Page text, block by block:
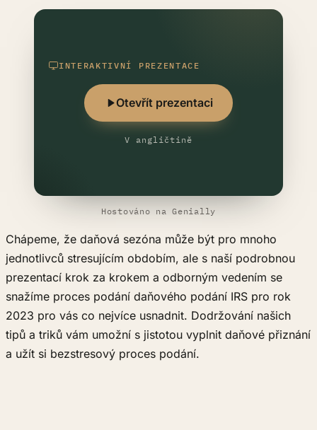
INTERAKTIVNÍ PREZENTACE
Otevřít prezentaci
V angličtině
Hostováno na Genially
Chápeme, že daňová sezóna může být pro mnoho
jednotlivců stresujícím obdobím, ale s naší podrobnou
prezentací krok za krokem a odborným vedením se
snažíme proces podání daňového podání IRS pro rok
2023 pro vás co nejvíce usnadnit. Dodržování našich
tipů a triků vám umožní s jistotou vyplnit daňové přiznání
a užít si bezstresový proces podání.